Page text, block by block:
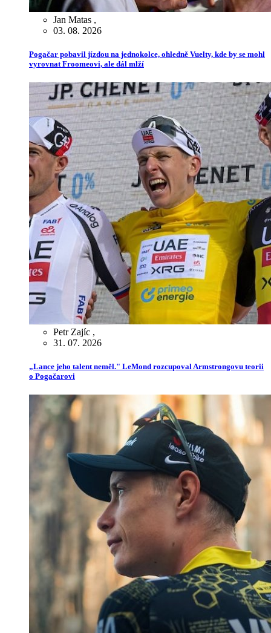
Jan Matas ,
03. 08. 2026
Pogačar pobavil jízdou na jednokolce, ohledně Vuelty, kde by se mohl
vyrovnat Froomeovi, ale dál mlží
Petr Zajíc ,
31. 07. 2026
„Lance jeho talent neměl." LeMond rozcupoval Armstrongovu teorii
o Pogačarovi